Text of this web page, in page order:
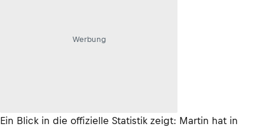
Werbung
Ein Blick in die offizielle Statistik zeigt: Martin hat in